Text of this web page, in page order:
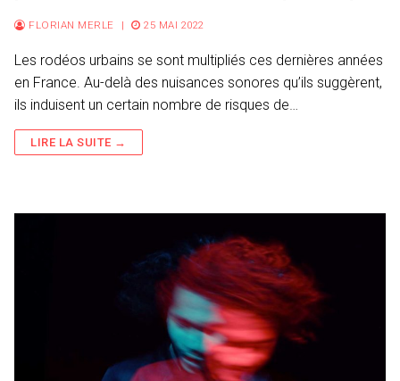
FLORIAN MERLE | 25 MAI 2022
Les rodéos urbains se sont multipliés ces dernières années
en France. Au-delà des nuisances sonores qu’ils suggèrent,
ils induisent un certain nombre de risques de…
LIRE LA SUITE →